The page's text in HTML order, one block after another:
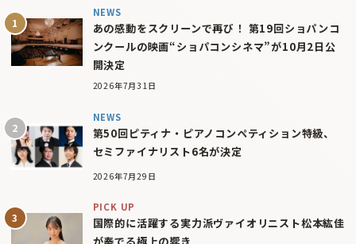
NEWS
あの感動をスクリーンで再び！ 第19回ショパンコ
ンクールの映画“ショパコンシネマ”が10月2日公
開決定
2026年7月31日
NEWS
第50回ピティナ・ピアノコンペティション特級、
セミファイナリスト6名が決定
2026年7月29日
PICK UP
国際的に活躍する実力派ヴァイオリニスト松本紘佳